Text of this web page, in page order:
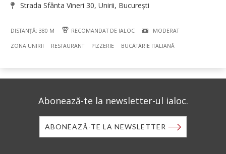
Strada Sfânta Vineri 30, Unirii, București
DISTANȚĂ: 380 M RECOMANDAT DE IALOC MODERAT
ZONA UNIRII RESTAURANT PIZZERIE BUCÃTÃRIE ITALIANĂ
Abonează-te la newsletter-ul ialoc.
ABONEAZĂ-TE LA NEWSLETTER